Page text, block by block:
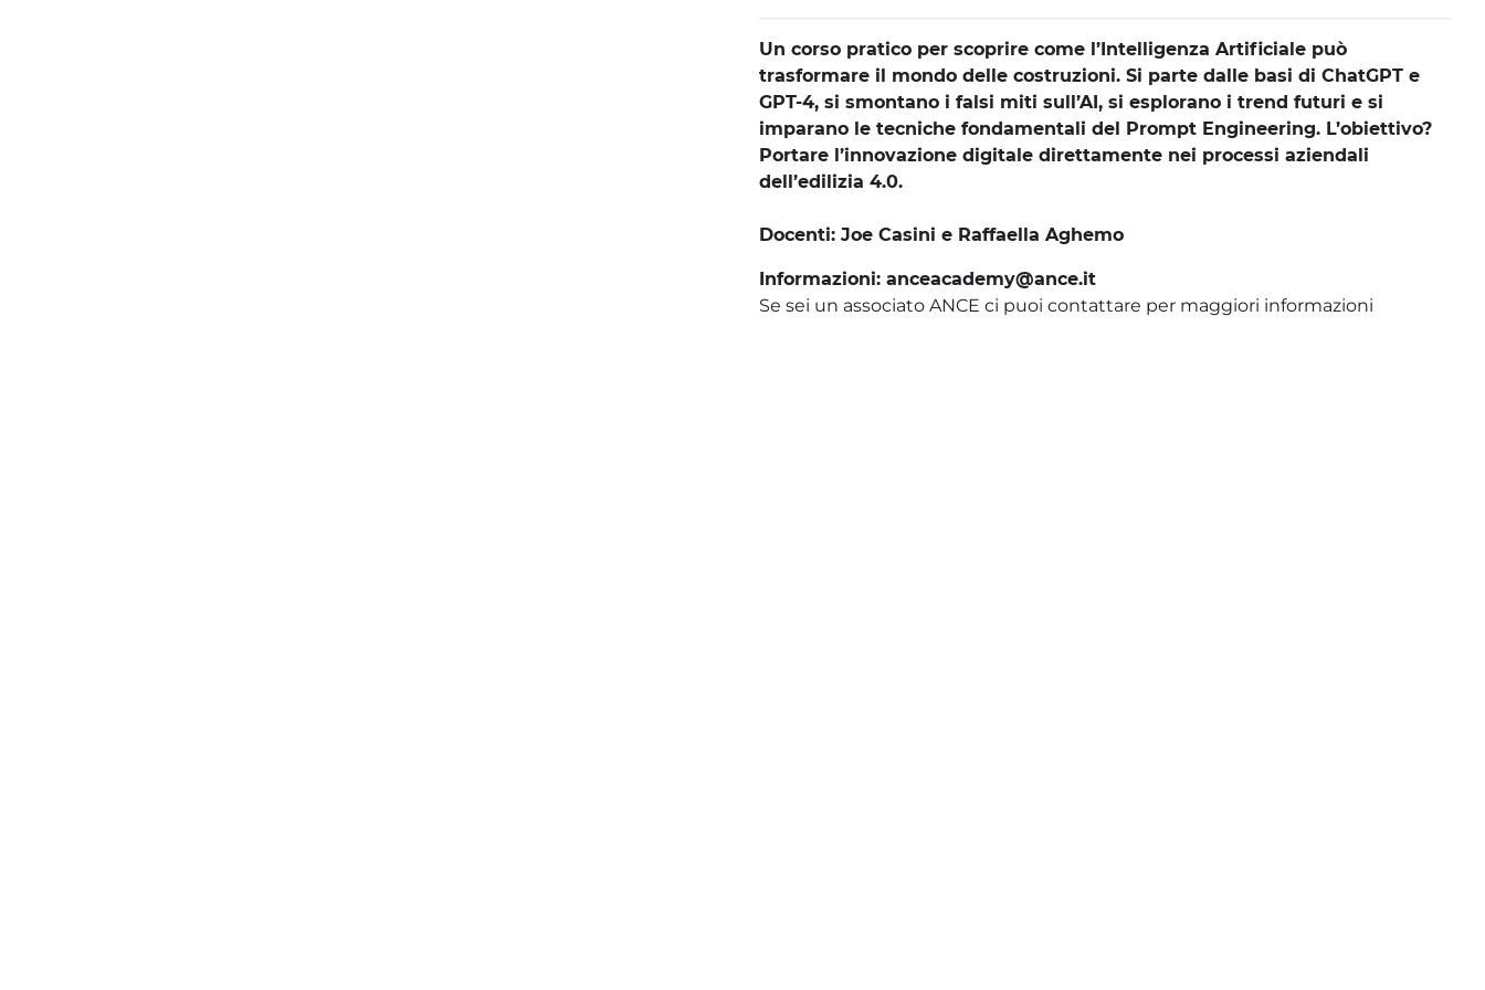
Un corso pratico per scoprire come l’Intelligenza Artificiale può
trasformare il mondo delle costruzioni. Si parte dalle basi di ChatGPT e
GPT-4, si smontano i falsi miti sull’AI, si esplorano i trend futuri e si
imparano le tecniche fondamentali del Prompt Engineering. L’obiettivo?
Portare l’innovazione digitale direttamente nei processi aziendali
dell’edilizia 4.0.
Docenti: Joe Casini e Raffaella Aghemo
Informazioni: anceacademy@ance.it
Se sei un associato ANCE ci puoi contattare per maggiori informazioni